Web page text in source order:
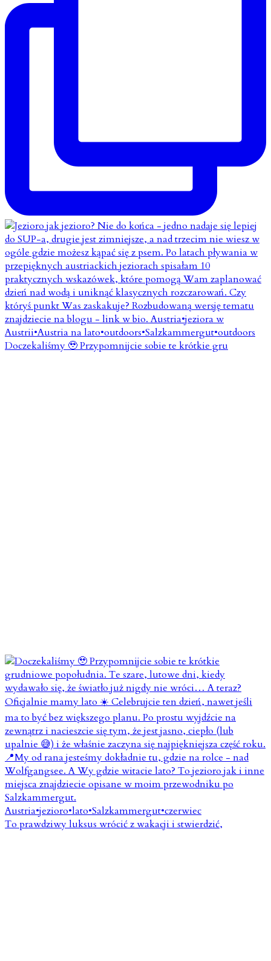
Doczekaliśmy 🥹 Przypomnijcie sobie te krótkie gru
To prawdziwy luksus wrócić z wakacji i stwierdzić,